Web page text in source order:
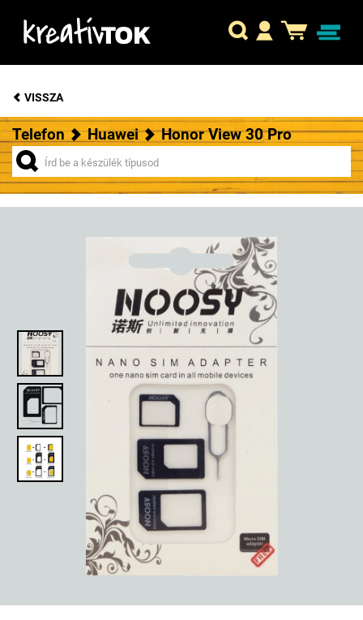
VISSZA
Telefon Huawei Honor View 30 Pro